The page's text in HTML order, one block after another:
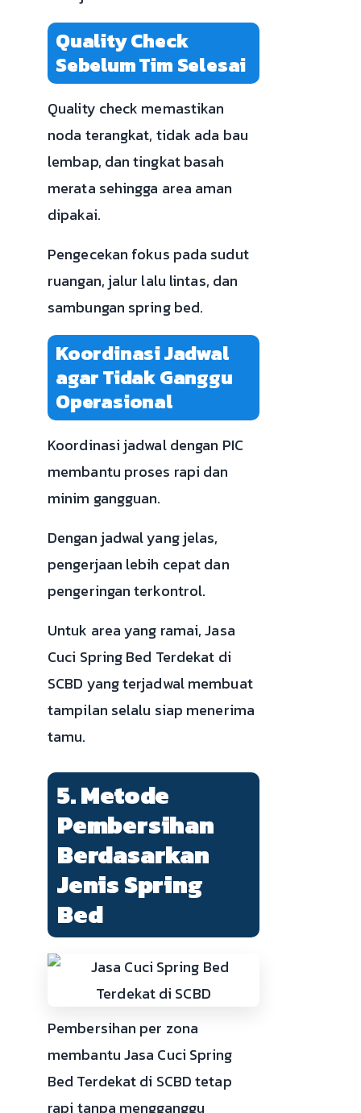
Quality Check
Sebelum Tim Selesai
Quality check memastikan
noda terangkat, tidak ada bau
lembap, dan tingkat basah
merata sehingga area aman
dipakai.
Pengecekan fokus pada sudut
ruangan, jalur lalu lintas, dan
sambungan spring bed.
Koordinasi Jadwal
agar Tidak Ganggu
Operasional
Koordinasi jadwal dengan PIC
membantu proses rapi dan
minim gangguan.
Dengan jadwal yang jelas,
pengerjaan lebih cepat dan
pengeringan terkontrol.
Untuk area yang ramai, Jasa
Cuci Spring Bed Terdekat di
SCBD yang terjadwal membuat
tampilan selalu siap menerima
tamu.
5. Metode
Pembersihan
Berdasarkan
Jenis Spring
Bed
Pembersihan per zona
membantu Jasa Cuci Spring
Bed Terdekat di SCBD tetap
rapi tanpa mengganggu